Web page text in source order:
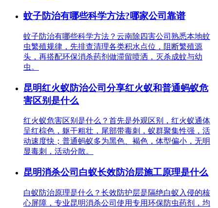
蚊子防治有哪些科学方法?哪家公司靠谱
蚊子防治有哪些科学方法？云南除四害公司熟悉本地蚊
虫繁殖规律，先排查清理各类积水点位，阻断繁殖源
头，再搭配环保消杀药剂做滞留喷洒，灭杀成蚊与幼
虫。
昆明红火蚁防治公司分享红火蚁和普通蚂蚁危
害区别是什么
红火蚁危害区别是什么？首先是外观区别，红火蚁通体
呈红棕色，躯干粗壮，尾部带毒刺，蚁群聚集性强，活
动速度快；普通蚂蚁多为黑色、褐色，体型偏小，无明
显毒刺，活动分散。
昆明消杀公司白蚁长效防治层施工原理是什么
白蚁防治原理是什么？长效防护层是隔绝白蚁入侵的核
心屏障，专业昆明消杀公司使用专用环保防虫药剂，均